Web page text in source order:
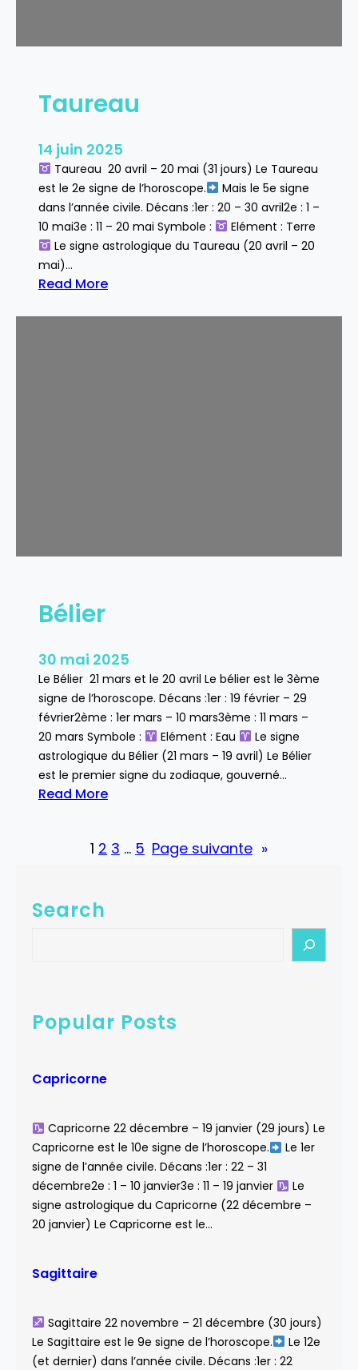
Taureau
14 juin 2025
Taureau 20 avril – 20 mai (31 jours) Le Taureau
est le 2e signe de l’horoscope.
Mais le 5e signe
dans l’année civile. Décans :1er : 20 – 30 avril2e : 1 –
10 mai3e : 11 – 20 mai Symbole :
Elément : Terre
Le signe astrologique du Taureau (20 avril – 20
mai)…
Read More
T
Bélier
30 mai 2025
Le Bélier 21 mars et le 20 avril Le bélier est le 3ème
signe de l’horoscope. Décans :1er : 19 février – 29
février2ème : 1er mars – 10 mars3ème : 11 mars –
20 mars Symbole :
Elément : Eau
Le signe
astrologique du Bélier (21 mars – 19 avril) Le Bélier
est le premier signe du zodiaque, gouverné…
Read More
é
1 2 3 … 5 Page suivante »
Search
c
hPopular Posts
Capricorne
Capricorne 22 décembre – 19 janvier (29 jours) Le
Capricorne est le 10e signe de l’horoscope.
Le 1er
signe de l’année civile. Décans :1er : 22 – 31
décembre2e : 1 – 10 janvier3e : 11 – 19 janvier
Le
signe astrologique du Capricorne (22 décembre –
20 janvier) Le Capricorne est le…
Sagittaire
Sagittaire 22 novembre – 21 décembre (30 jours)
Le Sagittaire est le 9e signe de l’horoscope.
Le 12e
(et dernier) dans l’année civile. Décans :1er : 22